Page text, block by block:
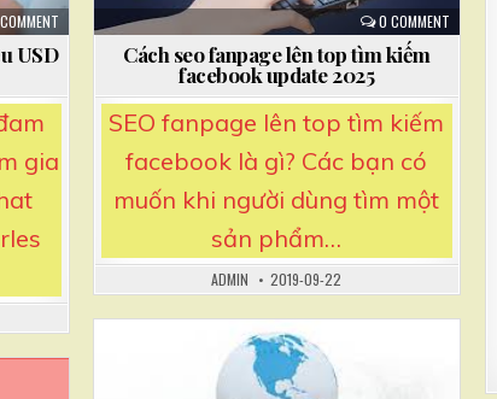
USD
gia
0 COMMENT
Cách seo fanpage lên top tìm kiếm
facebook update 2025
SEO fanpage lên top tìm kiếm
facebook là gì? Các bạn có
muốn khi người dùng tìm một
sản phẩm…
ADMIN 2019-09-22
Posted